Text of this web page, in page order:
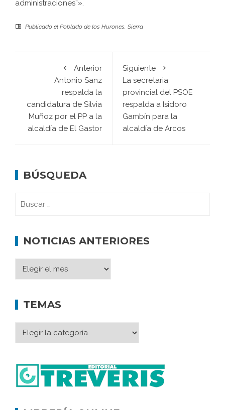
administraciones”».
Publicado el Poblado de los Hurones, Sierra
Anterior
Antonio Sanz
respalda la
candidatura de Silvia
Muñoz por el PP a la
alcaldía de El Gastor
Siguiente
La secretaria
provincial del PSOE
respalda a Isidoro
Gambín para la
alcaldía de Arcos
BÚSQUEDA
NOTICIAS ANTERIORES
TEMAS